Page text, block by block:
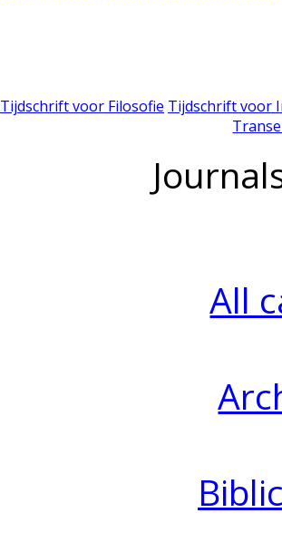
Tijdschrift voor Filosofie Tijdschrift voor
All